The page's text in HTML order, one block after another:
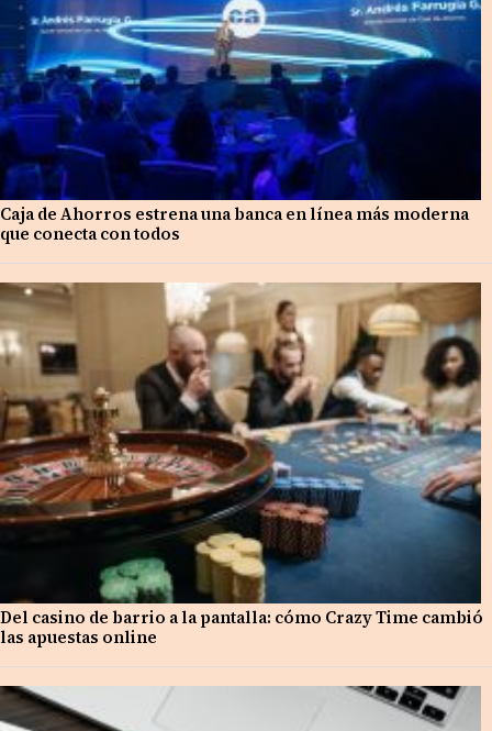
Caja de Ahorros estrena una banca en línea más moderna
que conecta con todos
Del casino de barrio a la pantalla: cómo Crazy Time cambió
las apuestas online